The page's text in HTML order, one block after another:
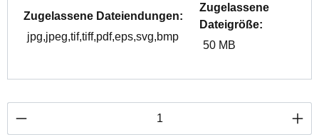
Zugelassene Dateiendungen:
jpg,jpeg,tif,tiff,pdf,eps,svg,bmp
Zugelassene
Dateigröße:
50 MB
Produkt Anzahl: Gib den gewünschten